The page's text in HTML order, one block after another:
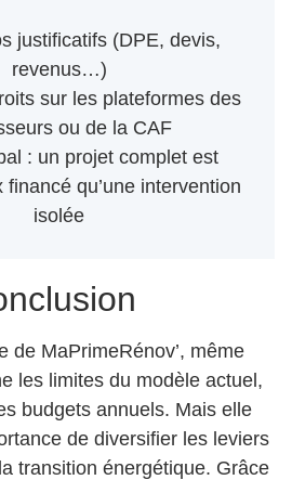
justificatifs (DPE, devis,
revenus…)
sur les plateformes des
ou de la CAF
: un projet complet est
qu’une intervention
isolée
de MaPrimeRénov’, même
les limites du modèle actuel,
budgets annuels. Mais elle
de diversifier les leviers
transition énergétique. Grâce